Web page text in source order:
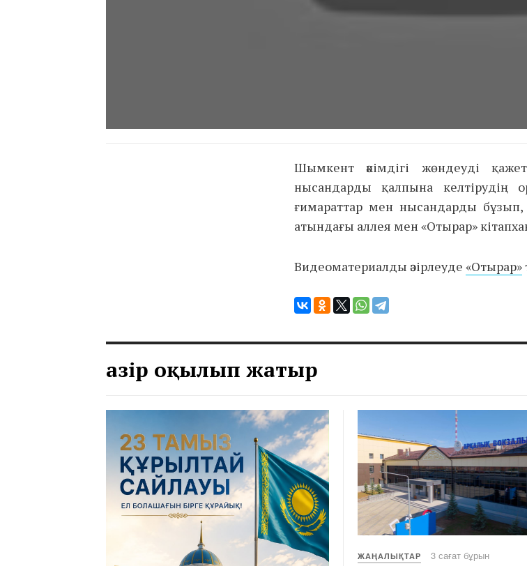
Шымкент әкімдігі жөндеуді
нысандарды қалпына келтірудің
ғимараттар мен нысандарды
атындағы аллея мен «Отырар»
Видеоматериалды әзірлеуде «Отырар»
Қазір оқылып жатыр
ЖАҢАЛЫҚТАР 3 сағат бұрын